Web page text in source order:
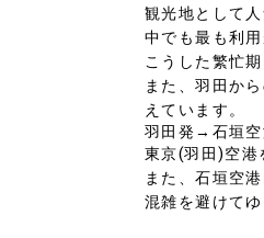
観光地として
中でも最も利
こうした繁忙
また、羽田か
えています。
羽田発→石垣空
東京(羽田)空港
また、石垣空
混雑を避けて